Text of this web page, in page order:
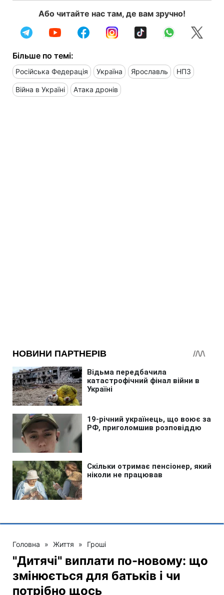
Або читайте нас там, де вам зручно!
Більше по темі:
Російська Федерація Україна Ярославль НПЗ
Війна в Україні Атака дронів
Головна » Життя » Гроші
"Дитячі" виплати по-новому: що
змінюється для батьків і чи
потрібно щось